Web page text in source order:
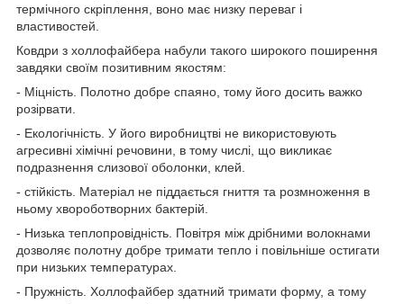
термічного скріплення, воно має низку переваг і
властивостей.
Ковдри з холлофайбера набули такого широкого поширення
завдяки своїм позитивним якостям:
- Міцність. Полотно добре спаяно, тому його досить важко
розірвати.
- Екологічність. У його виробництві не використовують
агресивні хімічні речовини, в тому числі, що викликає
подразнення слизової оболонки, клей.
- стійкість. Матеріал не піддається гниття та розмноження в
ньому хвороботворних бактерій.
- Низька теплопровідність. Повітря між дрібними волокнами
дозволяє полотну добре тримати тепло і повільніше остигати
при низьких температурах.
- Пружність. Холлофайбер здатний тримати форму, а тому